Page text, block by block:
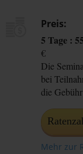
Preis:
5 Tage :
€
Die
bei
die
Mehr zur